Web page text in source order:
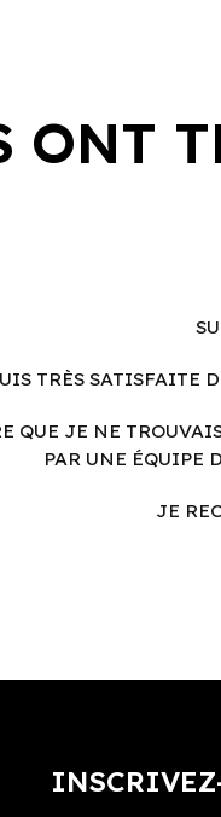
ONT
TRÈS SATISFAITE
QUE JE NE
PAR UNE ÉQUIPE
JE